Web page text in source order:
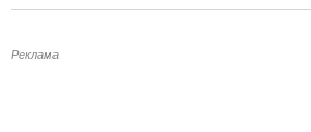
Реклама